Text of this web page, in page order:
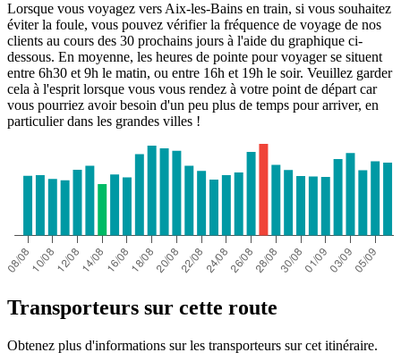
Lorsque vous voyagez vers Aix-les-Bains en train, si vous souhaitez
éviter la foule, vous pouvez vérifier la fréquence de voyage de nos
clients au cours des 30 prochains jours à l'aide du graphique ci-
dessous. En moyenne, les heures de pointe pour voyager se situent
entre 6h30 et 9h le matin, ou entre 16h et 19h le soir. Veuillez garder
cela à l'esprit lorsque vous vous rendez à votre point de départ car
vous pourriez avoir besoin d'un peu plus de temps pour arriver, en
particulier dans les grandes villes !
Transporteurs sur cette route
Obtenez plus d'informations sur les transporteurs sur cet itinéraire.